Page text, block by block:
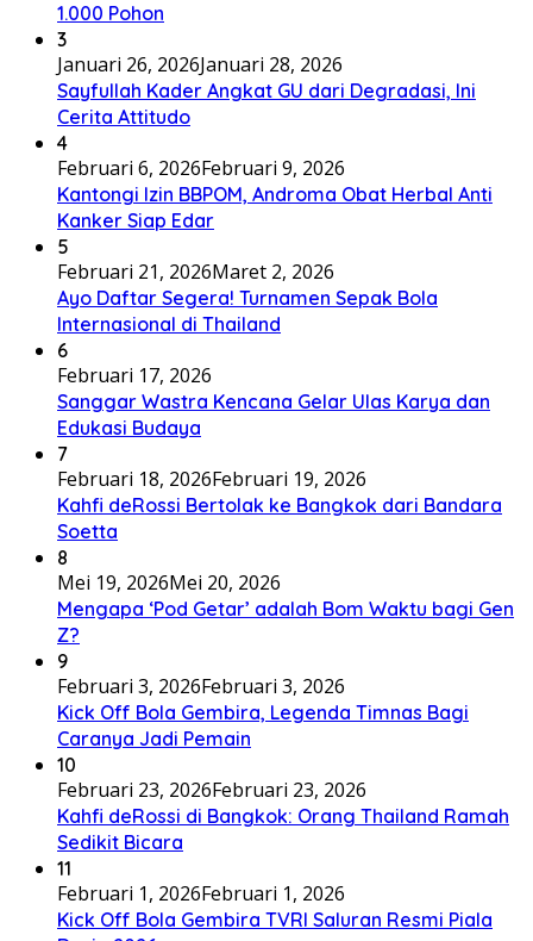
1.000 Pohon
3
Januari 26, 2026Januari 28, 2026
Sayfullah Kader Angkat GU dari Degradasi, Ini
Cerita Attitudo
4
Februari 6, 2026Februari 9, 2026
Kantongi Izin BBPOM, Androma Obat Herbal Anti
Kanker Siap Edar
5
Februari 21, 2026Maret 2, 2026
Ayo Daftar Segera! Turnamen Sepak Bola
Internasional di Thailand
6
Februari 17, 2026
Sanggar Wastra Kencana Gelar Ulas Karya dan
Edukasi Budaya
7
Februari 18, 2026Februari 19, 2026
Kahfi deRossi Bertolak ke Bangkok dari Bandara
Soetta
8
Mei 19, 2026Mei 20, 2026
Mengapa ‘Pod Getar’ adalah Bom Waktu bagi Gen
Z?
9
Februari 3, 2026Februari 3, 2026
Kick Off Bola Gembira, Legenda Timnas Bagi
Caranya Jadi Pemain
10
Februari 23, 2026Februari 23, 2026
Kahfi deRossi di Bangkok: Orang Thailand Ramah
Sedikit Bicara
11
Februari 1, 2026Februari 1, 2026
Kick Off Bola Gembira TVRI Saluran Resmi Piala